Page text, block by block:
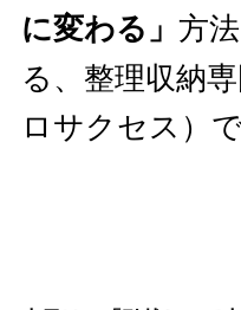
に変わる」方
る、整理収納
ロサクセス）